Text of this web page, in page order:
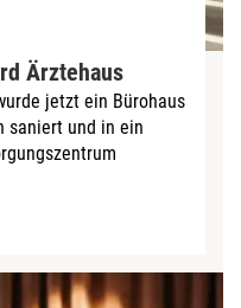
Ärztehaus
jetzt ein Bürohaus
saniert und in ein